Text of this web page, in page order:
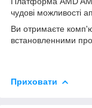
чудові можливості
Ви отримаєте
встановленними
Приховати